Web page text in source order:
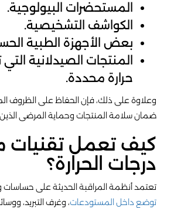
المستحضرات البيولوجية.
الكواشف التشخيصية.
بعض الأجهزة الطبية
المنتجات الصيدلانية
حرارة محددة.
وعلاوة على ذلك، فإن الحفاظ على الظروف
ضمان سلامة المنتجات وحماية المرضى
كيف تعمل تقنيات
درجات الحرارة؟
تعتمد أنظمة المراقبة الحديثة على حساسات
توضع داخل المستودعات، وغرف التبريد،